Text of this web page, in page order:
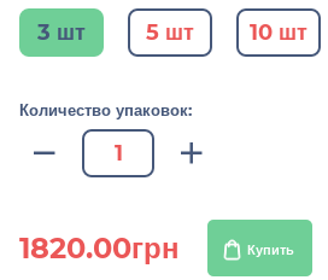
3 шт 5 шт 10 шт
Количество упаковок:
1820.00грн Купить